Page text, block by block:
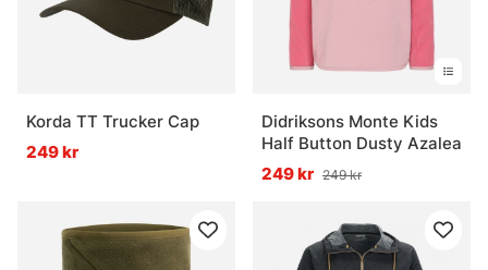
Korda TT Trucker Cap
249 kr
Didriksons Monte Kids
Half Button Dusty Azalea
249 kr 249 kr